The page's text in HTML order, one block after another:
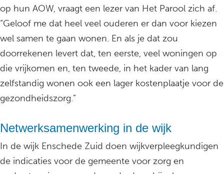
op hun AOW, vraagt een lezer van Het Parool zich af.
“Geloof me dat heel veel ouderen er dan voor kiezen
wel samen te gaan wonen. En als je dat zou
doorrekenen levert dat, ten eerste, veel woningen op
die vrijkomen en, ten tweede, in het kader van lang
zelfstandig wonen ook een lager kostenplaatje voor de
gezondheidszorg.”
Netwerksamenwerking in de wijk
In de wijk Enschede Zuid doen wijkverpleegkundigen
de indicaties voor de gemeente voor zorg en